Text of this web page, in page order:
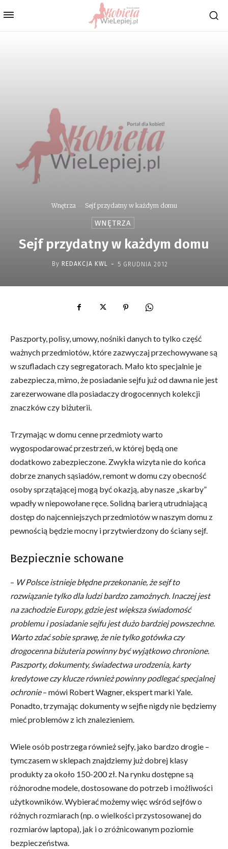
Wnętrza Sejf przydatny w każdym domu
WNĘTRZA
Sejf przydatny w każdym domu
By REDAKCJA KWL - 5 GRUDNIA 2012
Paszporty, polisy, umowy, nośniki danych to tylko część
ważnych przedmiotów, które zazwyczaj przechowywane są
w szufladach czy segregatorach. Mało kto specjalnie je
zabezpiecza, mimo, że posiadanie sejfu już od dawna nie jest
zarezerwowane dla posiadaczy drogocennych kolekcji
znaczków czy biżuterii.
Trzymając w domu cenne przedmioty warto
wygospodarować przestrzeń, w której będą one
dodatkowo zabezpieczone. Zwykła wizyta nie do końca
dobrze znanych sąsiadów, remont w domu czy obecność
osoby sprzątającej mogą być okazją, aby nasze „skarby”
wpadły w niepowołane ręce. Solidną barierą utrudniającą
dostęp do najcenniejszych przedmiotów w naszym domu z
pewnością będzie mocny i przytwierdzony do ściany sejf.
Bezpiecznie schowane
– W Polsce istnieje błędne przekonanie, że sejf to
rozwiązanie tylko dla ludzi bardzo zamożnych. Inaczej jest
na zachodzie Europy, gdzie jest większa świadomość
problemu i posiadanie sejfu jest dużo bardziej powszechne.
Warto zdać sobie sprawę, że nie tylko gotówka czy
drogocenna biżuteria powinny być wyjątkowo chronione.
Paszporty, dokumenty, świadectwa urodzenia, karty
kredytowe czy klucze również powinny podlegać specjalnej
ochronie– mówi Robert Wagner, ekspert marki Yale.
Ponadto, trzymając dokumenty w sejfie nigdy nie będziemy
mieć problemów z ich znalezieniem.
Wiele osób postrzega również sejfy, jako bardzo drogie –
tymczasem w sklepach znajdziemy już dobrej klasy
produkty za około 150-200 zł. Na rynku dostępne są
różnorodne modele, dostosowane do potrzeb i możliwości
użytkowników. Wybierać możemy więc wśród sejfów o
różnych rozmiarach (np. o wielkości przystosowanej do
rozmiarów laptopa), jak i o zróżnicowanym poziomie
bezpieczeństwa.